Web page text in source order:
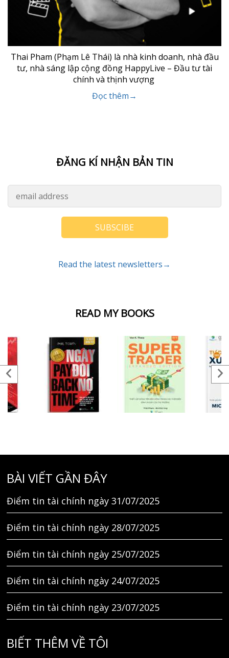
READ MY BOOKS
Thai Pham (Phạm Lê Thái) là nhà kinh doanh, nhà đầu
tư, nhà sáng lập cộng đồng HappyLive – Đầu tư tài
chính và thịnh vượng
Đọc thêm→
ĐĂNG KÍ NHẬN BẢN TIN
SUBSCIBE
Read the latest newsletters→
BÀI VIẾT GẦN ĐÂY
Điểm tin tài chính ngày 31/07/2025
Điểm tin tài chính ngày 28/07/2025
Điểm tin tài chính ngày 25/07/2025
Điểm tin tài chính ngày 24/07/2025
Điểm tin tài chính ngày 23/07/2025
BIẾT THÊM VỀ TÔI